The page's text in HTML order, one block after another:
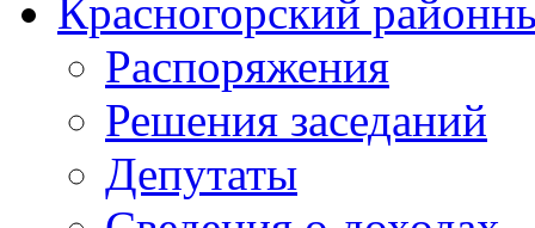
Красногорский
Распоряжения
Решения заседаний
Депутаты